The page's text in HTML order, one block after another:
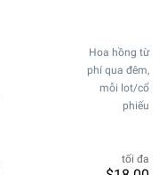
Hoa hồng từ
phí qua đêm,
mỗi lot/cổ
phiếu
tối đa